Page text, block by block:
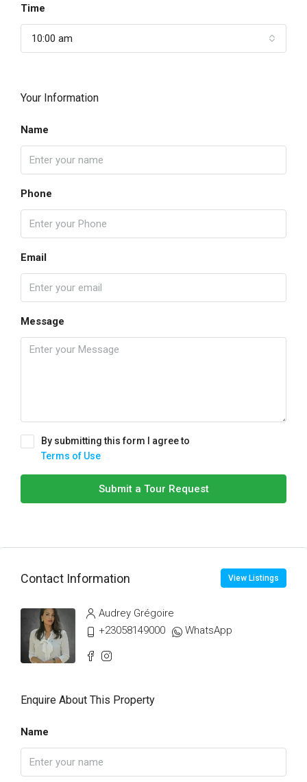
Time
10:00 am
Your Information
Name
Phone
Email
Message
By submitting this form I agree to
Terms of Use
Submit a Tour Request
Contact Information View Listings
Audrey Grégoire
+23058149000
WhatsApp
Enquire About This Property
Name